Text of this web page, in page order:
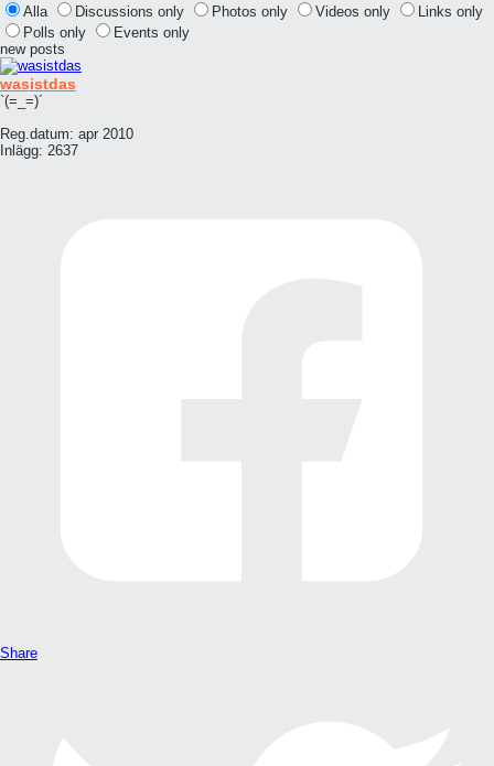
Alla
Discussions only Photos only Videos only
Links only
Polls only
Events only
new posts
wasistdas
`(=_=)´
Reg.datum: apr 2010
Inlägg: 2637
Share